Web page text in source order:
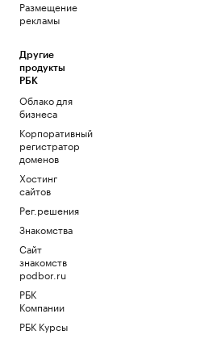
Размещение
рекламы
Другие
продукты
РБК
Облако для
бизнеса
Корпоративный
регистратор
доменов
Хостинг
сайтов
Рег.решения
Знакомства
Сайт
знакомств
podbor.ru
РБК
Компании
РБК Курсы